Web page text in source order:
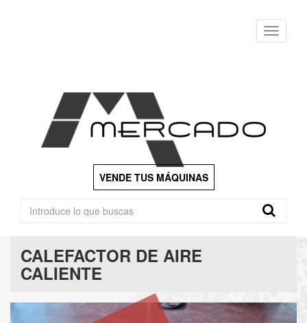
Menu
VENDE TUS MÁQUINAS
CALEFACTOR DE AIRE
CALIENTE